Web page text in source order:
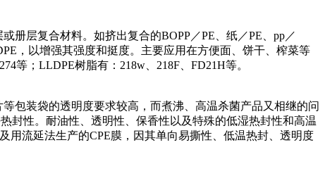
册层复合材料。如挤出复合的BOPP／PE、纸／PE、pp／
，以增强其强度和挺度。主要应用在方便面、饼干、榨菜等
等；LLDPE树脂有：218w、218F、FD21H等。
包装袋的透明度要求较高，而煮沸、高温杀菌产品又相继的问
封性。耐油性、透明性、保香性以及特殊的低湿热封性和高温
用流延法生产的CPE膜，因其单向易撕性、低温热封、透明度